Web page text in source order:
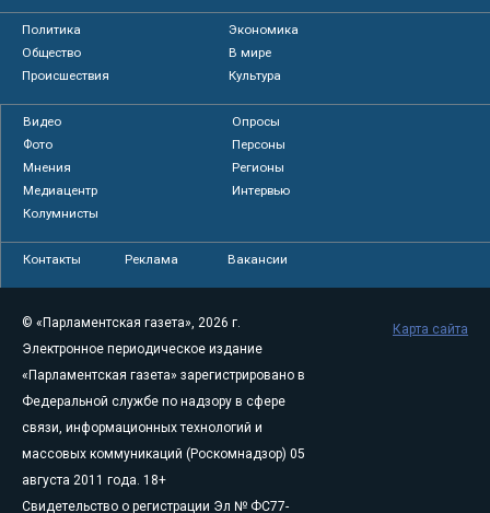
Политика
Экономика
Общество
В мире
Происшествия
Культура
Видео
Опросы
Фото
Персоны
Мнения
Регионы
Медиацентр
Интервью
Колумнисты
Контакты Реклама Вакансии
© «Парламентская газета», 2026 г.
Электронное периодическое издание
«Парламентская газета» зарегистрировано в
Федеральной службе по надзору в сфере
связи, информационных технологий и
массовых коммуникаций (Роскомнадзор) 05
августа 2011 года. 18+
Свидетельство о регистрации Эл № ФС77-
Карта сайта